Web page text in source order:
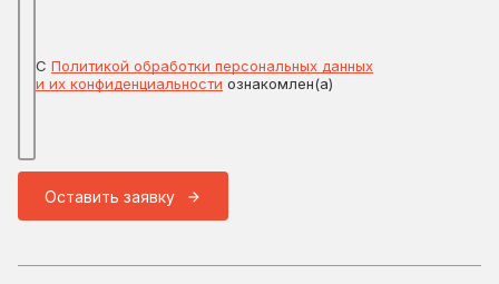
С Политикой обработки персональных данных
и их конфиденциальности ознакомлен(а)
Оставить заявку